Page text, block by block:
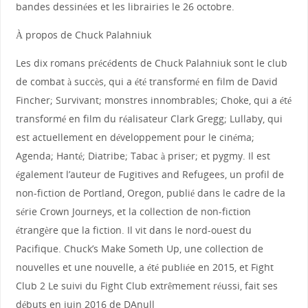
bandes dessinées et les librairies le 26 octobre.
À propos de Chuck Palahniuk
Les dix romans précédents de Chuck Palahniuk sont le club
de combat à succès, qui a été transformé en film de David
Fincher; Survivant; monstres innombrables; Choke, qui a été
transformé en film du réalisateur Clark Gregg; Lullaby, qui
est actuellement en développement pour le cinéma;
Agenda; Hanté; Diatribe; Tabac à priser; et pygmy. Il est
également l’auteur de Fugitives and Refugees, un profil de
non-fiction de Portland, Oregon, publié dans le cadre de la
série Crown Journeys, et la collection de non-fiction
étrangère que la fiction. Il vit dans le nord-ouest du
Pacifique. Chuck’s Make Someth Up, une collection de
nouvelles et une nouvelle, a été publiée en 2015, et Fight
Club 2 Le suivi du Fight Club extrêmement réussi, fait ses
débuts en juin 2016 de DAnull